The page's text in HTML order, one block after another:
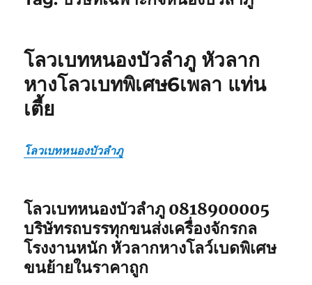
โลวเบทหนองบัวลำภู หัวลาก
หางโลวเบทพิเศษ6เพลา แท่น
เตี้ย
โลวเบทหนองบัวลำภู
โลวเบทหนองบัวลำภู 0818900005
บริษัทรถบรรทุกขนส่งเครื่องจักรกล
โรงงานหนัก หัวลากหางโลว์เบดพิเศษ
ขนย้ายในราคาถูก